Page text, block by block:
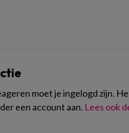
moet je ingelogd zijn.
een account aan. Lees ook